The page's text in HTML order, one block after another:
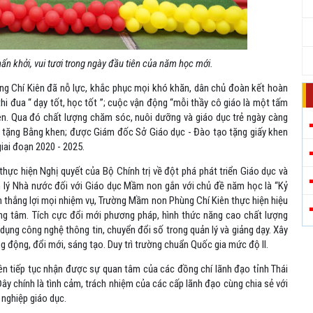
khởi, vui tươi trong ngày đầu tiên của năm học mới.
Chí Kiên đã nỗ lực, khắc phục mọi khó khăn, dân chủ đoàn kết hoàn
đua “ dạy tốt, học tốt ”; cuộc vận động “mỗi thầy cô giáo là một tấm
Qua đó chất lượng chăm sóc, nuôi dưỡng và giáo dục trẻ ngày càng
Bằng khen; được Giám đốc Sở Giáo dục - Đào tạo tặng giấy khen
đoạn 2020 - 2025.
hiện Nghị quyết của Bộ Chính trị về đột phá phát triển Giáo dục và
Nhà nước đối với Giáo dục Mầm non gắn với chủ đề năm học là “Kỷ
lợi mọi nhiệm vụ, Trường Mầm non Phùng Chí Kiên thực hiện hiệu
tâm. Tích cực đổi mới phương pháp, hình thức năng cao chất lượng
công nghệ thông tin, chuyển đổi số trong quản lý và giảng dạy. Xây
động, đổi mới, sáng tạo. Duy trì trường chuẩn Quốc gia mức độ II.
tiếp tục nhận được sự quan tâm của các đồng chí lãnh đạo tỉnh Thái
chính là tình cảm, trách nhiệm của các cấp lãnh đạo cùng chia sẻ với
giáo dục.